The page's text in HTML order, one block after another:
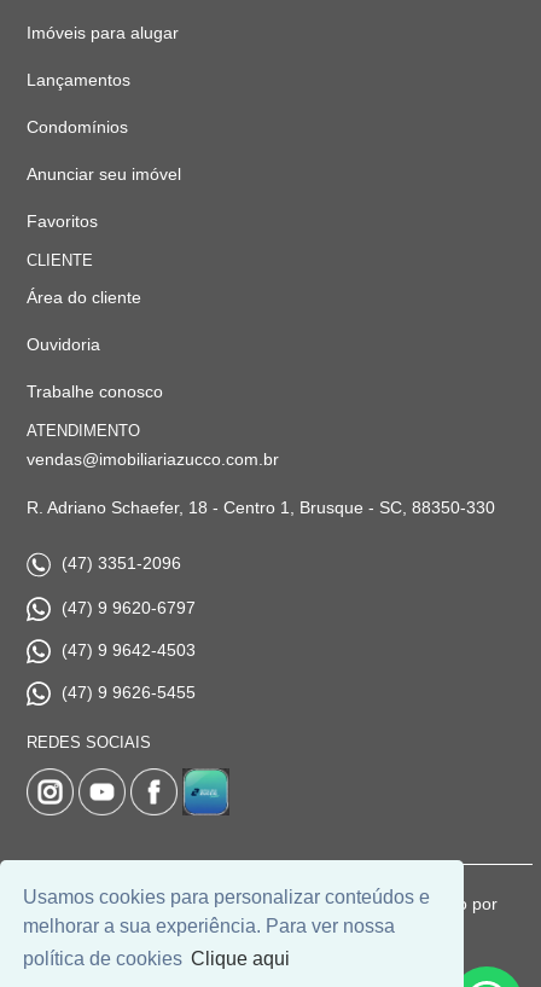
Usamos cookies para personalizar conteúdos e
melhorar a sua experiência. Para ver nossa
política de cookies Clique aqui
Imóveis para alugar
Lançamentos
Condomínios
Anunciar seu imóvel
Favoritos
CLIENTE
Área do cliente
Ouvidoria
Trabalhe conosco
ATENDIMENTO
vendas@imobiliariazucco.com.br
R. Adriano Schaefer, 18 - Centro 1, Brusque - SC, 88350-330
(47) 3351-2096
(47) 9 9620-6797
(47) 9 9642-4503
(47) 9 9626-5455
REDES SOCIAIS
© 2026 | Imobiliária Zucco | CRECI: 1037-J | Desenvolvido por
Universal Software.